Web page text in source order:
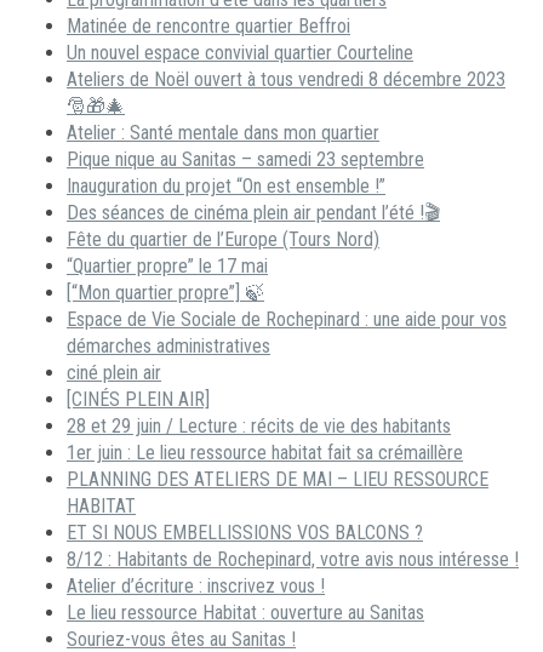
Matinée de rencontre quartier Beffroi
Un nouvel espace convivial quartier Courteline
Ateliers de Noël ouvert à tous vendredi 8 décembre 2023
🎅🎁🎄
Atelier : Santé mentale dans mon quartier
Pique nique au Sanitas – samedi 23 septembre
Inauguration du projet “On est ensemble !”
Des séances de cinéma plein air pendant l’été !🎬
Fête du quartier de l’Europe (Tours Nord)
“Quartier propre” le 17 mai
[“Mon quartier propre”] 🍃
Espace de Vie Sociale de Rochepinard : une aide pour vos
démarches administratives
ciné plein air
[CINÉS PLEIN AIR]
28 et 29 juin / Lecture : récits de vie des habitants
1er juin : Le lieu ressource habitat fait sa crémaillère
PLANNING DES ATELIERS DE MAI – LIEU RESSOURCE
HABITAT
ET SI NOUS EMBELLISSIONS VOS BALCONS ?
8/12 : Habitants de Rochepinard, votre avis nous intéresse !
Atelier d’écriture : inscrivez vous !
Le lieu ressource Habitat : ouverture au Sanitas
Souriez-vous êtes au Sanitas !